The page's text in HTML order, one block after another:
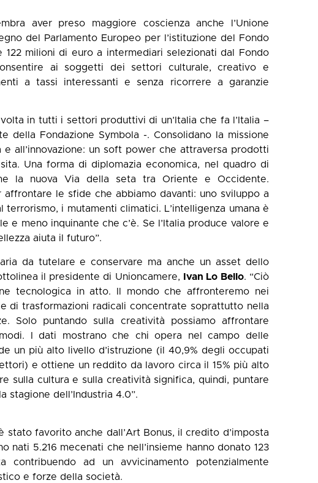
aver preso maggiore coscienza anche l’Unione
del Parlamento Europeo per l’istituzione del Fondo
milioni di euro a intermediari selezionati dal Fondo
ai soggetti dei settori culturale, creativo e
a tassi interessanti e senza ricorrere a garanzie
in tutti i settori produttivi di un’Italia che fa l’Italia –
della Fondazione Symbola -. Consolidano la missione
all’innovazione: un soft power che attraversa prodotti
Una forma di diplomazia economica, nel quadro di
la nuova Via della seta tra Oriente e Occidente.
affrontare le sfide che abbiamo davanti: uno sviluppo a
terrorismo, i mutamenti climatici. L’intelligenza umana è
e meno inquinante che c’è. Se l’Italia produce valore e
aiuta il futuro”.
da tutelare e conservare ma anche un asset dello
il presidente di Unioncamere,
Ivan Lo Bello. “Ciò
tecnologica in atto. Il mondo che affronteremo nei
di trasformazioni radicali concentrate soprattutto nella
Solo puntando sulla creatività possiamo affrontare
I dati mostrano che chi opera nel campo delle
un più alto livello d’istruzione (il 40,9% degli occupati
e ottiene un reddito da lavoro circa il 15% più alto
sulla cultura e sulla creatività significa, quindi, puntare
stagione dell’Industria 4.0”.
stato favorito anche dall’Art Bonus, il credito d’imposta
nati 5.216 mecenati che nell’insieme hanno donato 123
ad un avvicinamento potenzialmente
e forze della società.